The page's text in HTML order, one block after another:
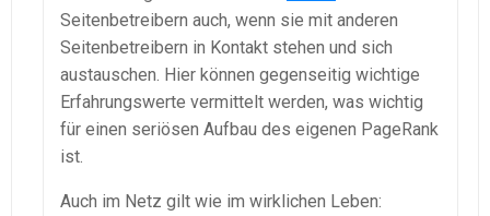
Seitenbetreibern auch, wenn sie mit anderen
Seitenbetreibern in Kontakt stehen und sich
austauschen. Hier können gegenseitig wichtige
Erfahrungswerte vermittelt werden, was wichtig
für einen seriösen Aufbau des eigenen PageRank
ist.
Auch im Netz gilt wie im wirklichen Leben: